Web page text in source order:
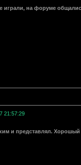
играли, на форуме
21:57:29
и представлял.